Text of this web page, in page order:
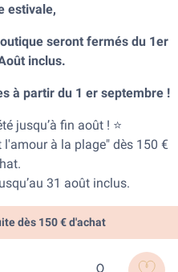
estivale,
seront fermés du 1er
inclus.
à partir du 1 er septembre !
jusqu’à fin août ! ⭐
l'amour à la plage" dès 150 €
31 août inclus.
dès 150 € d'achat